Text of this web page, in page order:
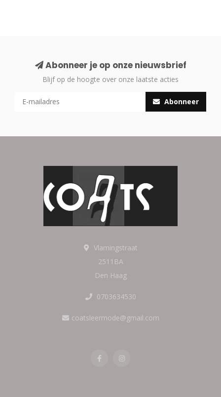
Abonneer je op onze nieuwsbrief
Blijf op de hoogte over onze laatste acties
Abonneer
Vlamingstraat
2511BA
Den Haag
0703634530
coatsleermode@gmail.com